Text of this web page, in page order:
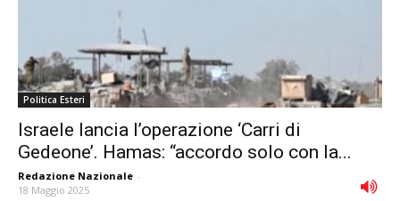
Politica Esteri
Israele lancia l’operazione ‘Carri di
Gedeone’. Hamas: “accordo solo con la...
Redazione Nazionale -
18 Maggio 2025